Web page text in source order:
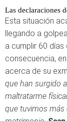
Las declaraciones
Esta situación
llegando a
a cumplir 60
consecuencia,
acerca de su
que han surgido
maltratarme
que tuvimos más